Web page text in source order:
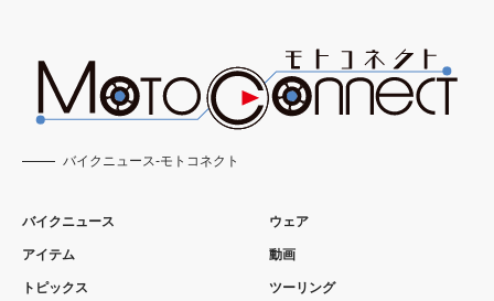
バイクニュース-モトコネクト
バイクニュース
アイテム
トピックス
ウェア
動画
ツーリング